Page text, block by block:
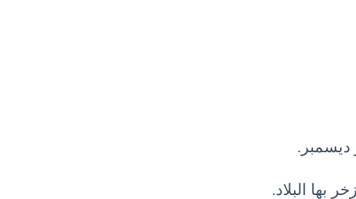
ديسمبر.
بها البلاد.